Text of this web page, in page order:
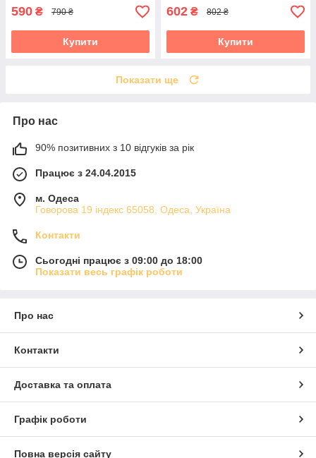
590 ₴ 790 ₴
Купити
602 ₴ 802 ₴
Купити
Показати ще
Про нас
90% позитивних з 10 відгуків за рік
Працює з 24.04.2015
м. Одеса
Говорова 19 індекс 65058, Одеса, Україна
Контакти
Сьогодні працює з 09:00 до 18:00
Показати весь графік роботи
Про нас
Контакти
Доставка та оплата
Графік роботи
Повна версія сайту